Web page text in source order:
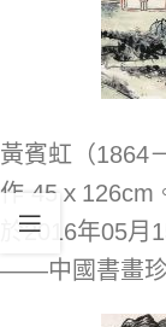
黃賓虹（1864
作 45ｘ126cm
於2016年05
——中國書畫珍